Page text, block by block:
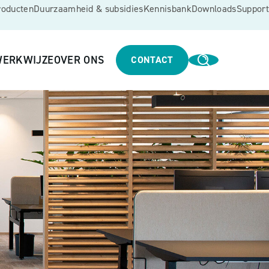
Duurzaamheid & subsidiesKennisbankDownloadsSupport
OVER ONS CONTACT